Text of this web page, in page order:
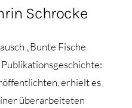
Schrocke
„Bunte Fische
erhielt es
überarbeiteten